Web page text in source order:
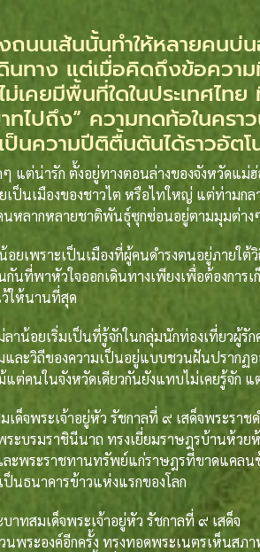
ถนนเส้นนั้นทำให้หลายคนบ่
นทาง แต่เมื่อคิดถึงข้อความ
เคยมีพื้นที่ใดในประเทศไทย
ทไปถึง” ความทดท้อในครา
ป็นความปีติตื้นตันได้ราวอัต
แต่น่ารัก ตั้งอยู่ทางตอนล่างของจังหวัดแม่
เป็นเมืองของชาวไต หรือไทใหญ่ แต่ท่ามก
นหลากหลายชาติพันธุ์ซุกซ่อนอยู่ตามมุมต่าง
ยเพราะเป็นเมืองที่ผู้คนดำรงตนอยู่ภายใต้
นที่พาหัวใจออกเดินทางเพียงเพื่อต้องการเ
ให้นานที่สุด
าน้อยเริ่มเป็นที่รู้จักในกลุ่มนักท่องเที่ยวผู้รั
ละวิถีของความเป็นอยู่แบบชวนฝันปรากฏ
ต่คนในจังหวัดเดียวกันยังแทบไม่เคยรู้จัก
จพระเจ้าอยู่หัว รัชกาลที่ ๙ เสด็จพระราช
ระบรมราชินีนาถ ทรงเยี่ยมราษฎรบ้านห้วย
ะพระราชทานทรัพย์แก่ราษฎรที่ขาดแคลน
ป็นธนาคารข้าวแห่งแรกของโลก
ทสมเด็จพระเจ้าอยู่หัว รัชกาลที่ ๙ เสด็จ
นพระองค์อีกครั้ง ทรงทอดพระเนตรเห็นสภ